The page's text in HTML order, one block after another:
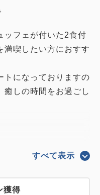
ッフェが付いた2食付
満喫したい方におすす
トになっておりますの
癒しの時間をお過ごし
すべて表示
獲得